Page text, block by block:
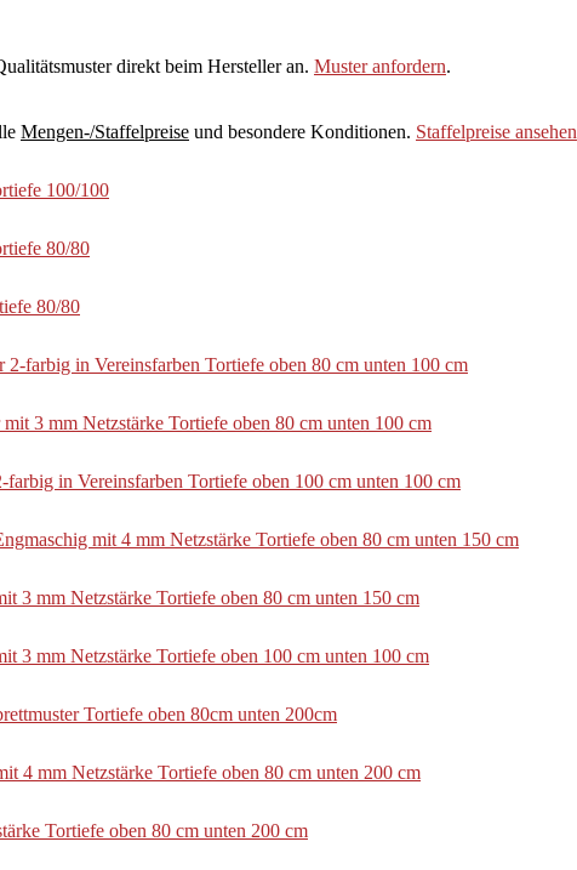
direkt beim Hersteller an. Muster anfordern.
Mengen-/Staffelpreise und besondere Konditionen. Staffelpreise ansehen
100/100
80/80
80/80
farbig in Vereinsfarben Tortiefe oben 80 cm unten 100 cm
3 mm Netzstärke Tortiefe oben 80 cm unten 100 cm
in Vereinsfarben Tortiefe oben 100 cm unten 100 cm
mit 4 mm Netzstärke Tortiefe oben 80 cm unten 150 cm
3 mm Netzstärke Tortiefe oben 80 cm unten 150 cm
3 mm Netzstärke Tortiefe oben 100 cm unten 100 cm
Tortiefe oben 80cm unten 200cm
4 mm Netzstärke Tortiefe oben 80 cm unten 200 cm
Tortiefe oben 80 cm unten 200 cm